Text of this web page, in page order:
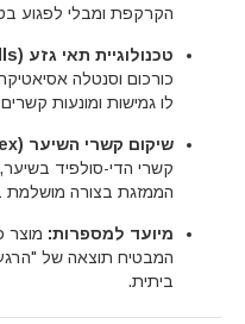
הקרקפת ומבלי לפגוע
טכנולוגיית תאי גזע (Plant Stem Cells):
כורכום וסנטלה
לו גמישות ומונעות
שיקום קשרי השיער (Double-Strength Plex):
קשרי הדי-סולפיד
הממזגת בצורה מושלמת
מיועד למספרות: מוצר
המבטיח תוצאה של
ביתית.